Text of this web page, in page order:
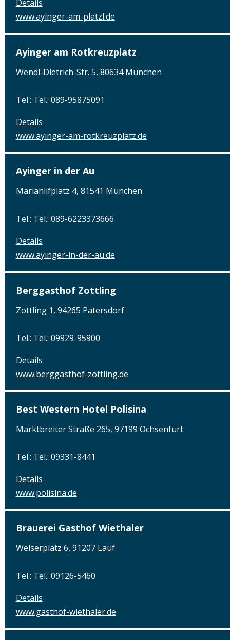
Details
www.ayinger-am-platzl.de
Ayinger am Rotkreuzplatz
Wendl-Dietrich-Str. 5, 80634 München
Tel.: Tel.: 089-95875091
Details
www.ayinger-am-rotkreuzplatz.de
Ayinger in der Au
Mariahilfplatz 4, 81541 München
Tel.: Tel.: 089-6223373666
Details
www.ayinger-in-der-au.de
Berggasthof Zottling
Zottling 1, 94265 Patersdorf
Tel.: Tel.: 09929-95900
Details
www.berggasthof-zottling.de
Best Western Hotel Polisina
Marktbreiter Straße 265, 97199 Ochsenfurt
Tel.: Tel.: 09331-8441
Details
www.polisina.de
Brauerei Gasthof Wiethaler
Welserplatz 6, 91207 Lauf
Tel.: Tel.: 09126-5460
Details
www.gasthof-wiethaler.de